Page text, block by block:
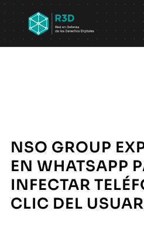
NSO GROUP
EN WHATSAPP
INFECTAR
CLIC DEL